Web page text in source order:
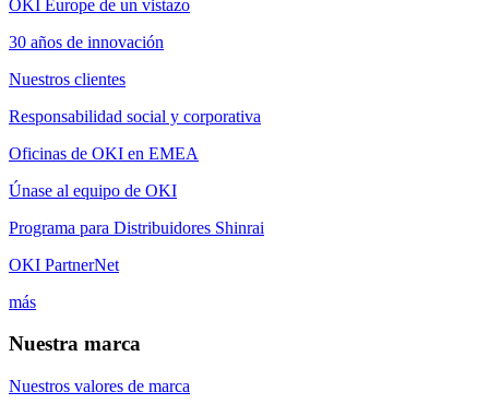
OKI Europe de un vistazo
30 años de innovación
Nuestros clientes
Responsabilidad social y corporativa
Oficinas de OKI en EMEA
Únase al equipo de OKI
Programa para Distribuidores Shinrai
OKI PartnerNet
más
Nuestra marca
Nuestros valores de marca